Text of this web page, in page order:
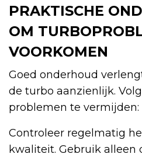
PRAKTISCHE
OM
VOORKOMEN
Goed onderhoud
de turbo aanzienlijk.
problemen te vermijden:
Controleer regelmatig
kwaliteit. Gebruik alleen